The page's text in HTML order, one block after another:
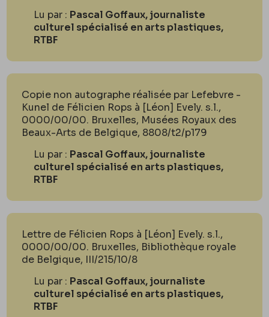
Lu par : Pascal Goffaux, journaliste
culturel spécialisé en arts plastiques,
RTBF
Copie non autographe réalisée par Lefebvre -
Kunel de Félicien Rops à [Léon] Evely. s.l.,
0000/00/00. Bruxelles, Musées Royaux des
Beaux-Arts de Belgique, 8808/t2/p179
Lu par : Pascal Goffaux, journaliste
culturel spécialisé en arts plastiques,
RTBF
Lettre de Félicien Rops à [Léon] Evely. s.l.,
0000/00/00. Bruxelles, Bibliothèque royale
de Belgique, III/215/10/8
Lu par : Pascal Goffaux, journaliste
culturel spécialisé en arts plastiques,
RTBF